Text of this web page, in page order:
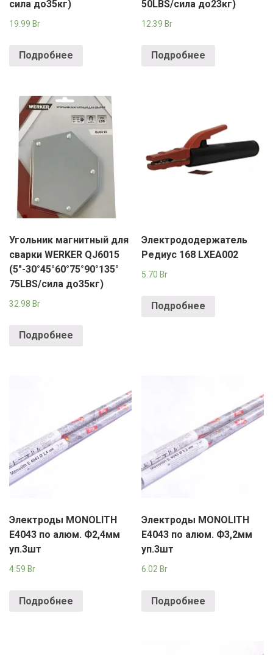
сила до35кг)
19.99 Br
Подробнее
50LBS/сила до23кг)
12.39 Br
Подробнее
Угольник магнитный для
сварки WERKER QJ6015
(5"-30°45°60°75°90°135°
75LBS/сила до35кг)
32.98 Br
Подробнее
Электрододержатель
Редиус 168 LXEA002
5.70 Br
Подробнее
Электроды MONOLITH
E4043 по алюм. Ф2,4мм
уп.3шт
4.59 Br
Подробнее
Электроды MONOLITH
E4043 по алюм. Ф3,2мм
уп.3шт
6.02 Br
Подробнее